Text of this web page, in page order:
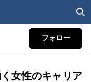
フォロー
女性のキャリア